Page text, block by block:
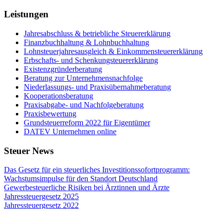
Leistungen
Jahresabschluss & betriebliche Steuererklärung
Finanzbuchhaltung & Lohnbuchhaltung
Lohnsteuerjahresausgleich & Einkommensteuererklärung
Erbschafts- und Schenkungsteuererklärung
Existenzgründerberatung
Beratung zur Unternehmensnachfolge
Niederlassungs- und Praxisübernahmeberatung
Kooperationsberatung
Praxisabgabe- und Nachfolgeberatung
Praxisbewertung
Grundsteuerreform 2022 für Eigentümer
DATEV Unternehmen online
Steuer News
Das Gesetz für ein steuerliches Investitionssofortprogramm:
Wachstumsimpulse für den Standort Deutschland
Gewerbesteuerliche Risiken bei Ärztinnen und Ärzte
Jahressteuergesetz 2025
Jahressteuergesetz 2022